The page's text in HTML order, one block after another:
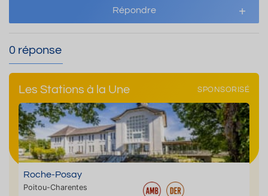
Répondre
0 réponse
Les Stations à la Une SPONSORISÉ
Roche-Posay
Poitou-Charentes